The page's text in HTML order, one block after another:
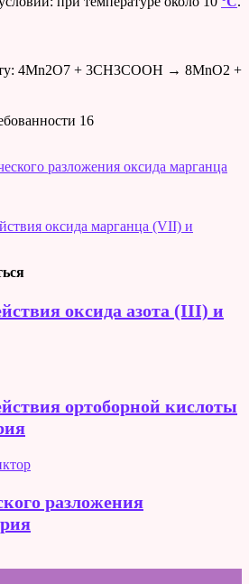
4Mn2O7 + 3CH3COOH → 8MnO2 +
16
разложения оксида марганца
оксида марганца (VII) и
оксида азота (III) и
ортоборной кислоты
разложения